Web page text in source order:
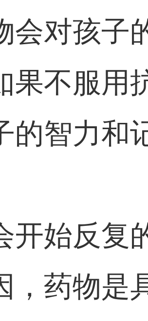
会对孩子
果不服用
的智力和
开始反复
，药物是